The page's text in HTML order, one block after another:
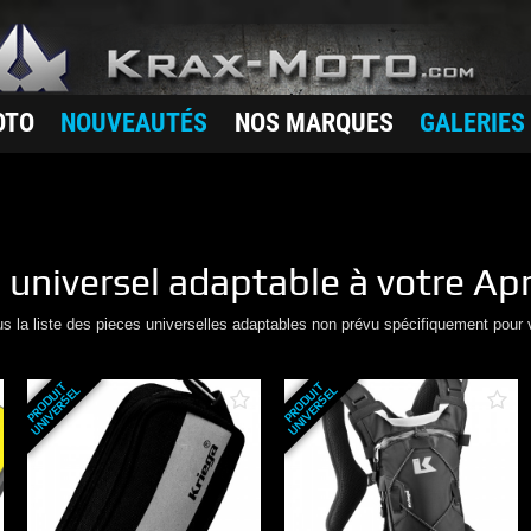
NOUVEAUTÉS NOS MARQUES GALERIES
universel adaptable à votre
la liste des pieces universelles adaptables non prévu spécifiquement pour
P
R
O
D
U
I
T
U
N
I
V
E
R
S
E
L P
R
O
D
U
I
T
U
N
I
V
E
R
S
E
L